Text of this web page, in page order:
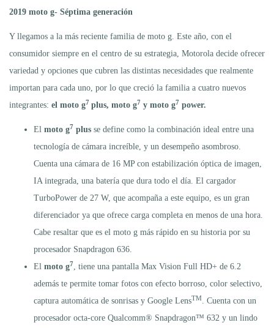
2019 moto g- Séptima generación
Y llegamos a la más reciente familia de moto g. Este año, con el
consumidor siempre en el centro de su estrategia, Motorola decide ofrecer
variedad y opciones que cubren las distintas necesidades que realmente
importan para cada uno, por lo que creció la familia a cuatro nuevos
integrantes: el moto g7 plus, moto g7 y moto g7 power.
El moto g7 plus se define como la combinación ideal entre una
tecnología de cámara increíble, y un desempeño asombroso.
Cuenta una cámara de 16 MP con estabilización óptica de imagen,
IA integrada, una batería que dura todo el día. El cargador
TurboPower de 27 W, que acompaña a este equipo, es un gran
diferenciador ya que ofrece carga completa en menos de una hora.
Cabe resaltar que es el moto g más rápido en su historia por su
procesador Snapdragon 636.
El moto g7
, tiene una pantalla Max Vision Full HD+ de 6.2
además te permite tomar fotos con efecto borroso, color selectivo,
captura automática de sonrisas y Google LensTM
. Cuenta con un
procesador octa-core Qualcomm® Snapdragon™ 632 y un lindo